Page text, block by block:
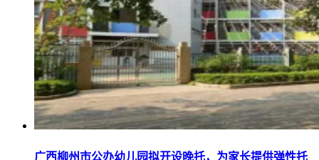
广西柳州市公办幼儿园拟开设晚托，为家长提供弹性托